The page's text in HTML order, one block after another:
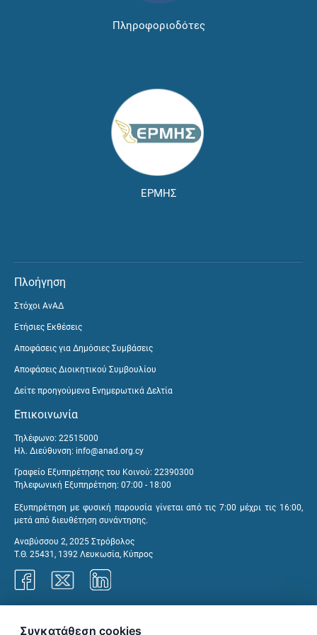
Πληροφοριοδότες
ΕΡΜΗΣ
Πλοήγηση
Στόχοι ΑνΑΔ
Ετήσιες Εκθέσεις
Αποφάσεις για Δημόσιες Συμβάσεις
Αποφάσεις Διοικητικού Συμβουλίου
Δείτε προηγούμενα Ενημερωτικά Δελτία
Επικοινωνία
Τηλέφωνο: 22515000
Ηλ. Διεύθυνση: info@anad.org.cy
Γραφείο Εξυπηρέτησης του Κοινού: 22390300
Τηλεφωνική Εξυπηρέτηση: 07:00 - 18:00
Εξυπηρέτηση με φυσική παρουσία γίνεται από τις 7:00 μέχρι τις 16:00,
μετά από διευθέτηση συνάντησης.
Αναβύσσου 2, 2025 Στρόβολος
Τ.Θ. 25431, 1392 Λευκωσία, Κύπρος
Συγκατάθεση cookies